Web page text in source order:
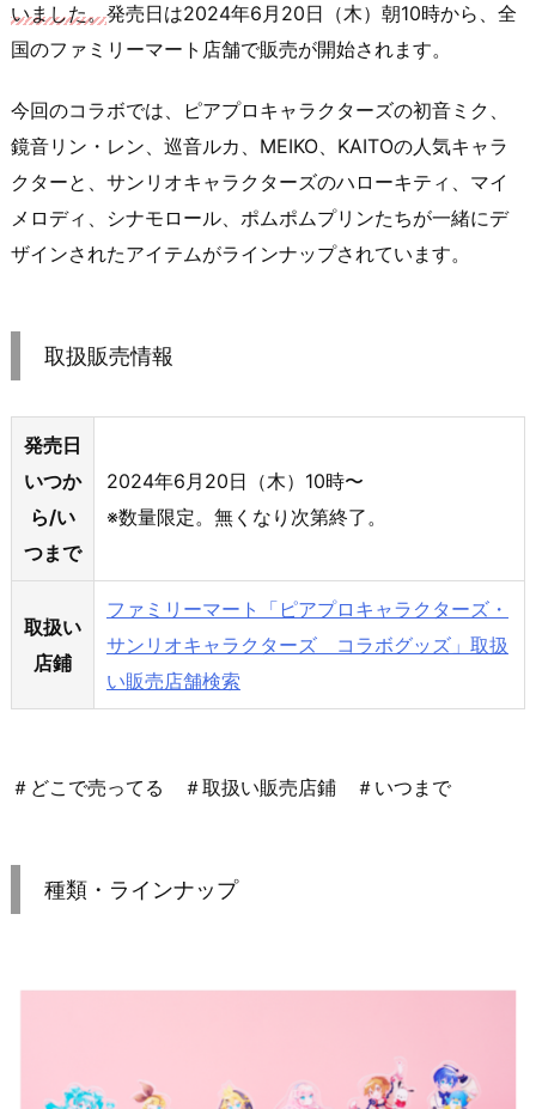
いました。発売日は2024年6月20日（木）朝10時から、全
国のファミリーマート店舗で販売が開始されます。
今回のコラボでは、ピアプロキャラクターズの初音ミク、
鏡音リン・レン、巡音ルカ、MEIKO、KAITOの人気キャラ
クターと、サンリオキャラクターズのハローキティ、マイ
メロディ、シナモロール、ポムポムプリンたちが一緒にデ
ザインされたアイテムがラインナップされています。
取扱販売情報
発売日
いつか
ら/い
つまで
2024年6月20日（木）10時〜
※数量限定。無くなり次第終了。
取扱い
店鋪
ファミリーマート「ピアプロキャラクターズ・
サンリオキャラクターズ コラボグッズ」取扱
い販売店舗検索
＃どこで売ってる ＃取扱い販売店鋪 ＃いつまで
種類・ラインナップ